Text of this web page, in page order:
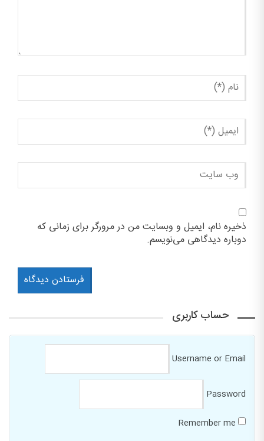
ذخیره نام، ایمیل و وبسایت من در مرورگر برای زمانی که
دوباره دیدگاهی می‌نویسم.
حساب کاربری
Username or Email
Password
Remember me